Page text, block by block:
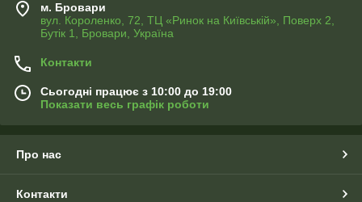
м. Бровари
вул. Короленко, 72, ТЦ «Ринок на Київській», Поверх 2,
Бутік 1, Бровари, Україна
Контакти
Сьогодні працює з 10:00 до 19:00
Показати весь графік роботи
Про нас
Контакти